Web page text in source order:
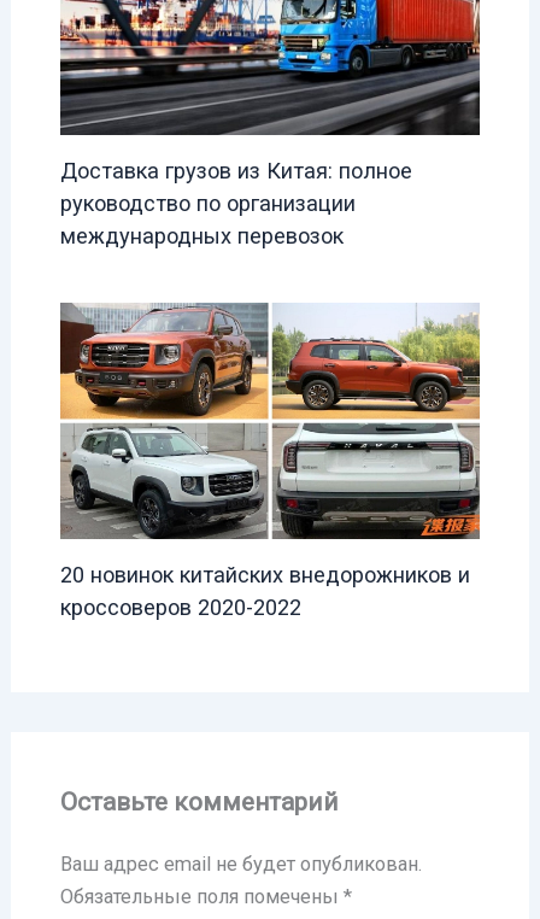
Доставка грузов из Китая: полное
руководство по организации
международных перевозок
20 новинок китайских внедорожников и
кроссоверов 2020-2022
Оставьте комментарий
Ваш адрес email не будет опубликован.
Обязательные поля помечены *